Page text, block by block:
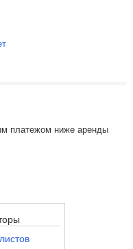
платежом ниже аренды